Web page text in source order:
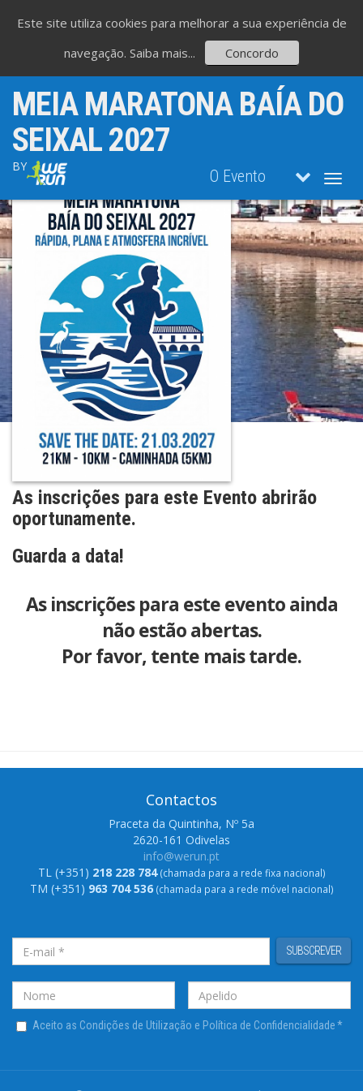
MEIA MARATONA BAÍA DO
SEIXAL 2027
BY O Evento
As inscrições para este Evento abrirão
oportunamente.
Guarda a data!
As inscrições para este evento ainda
não estão abertas.
Por favor, tente mais tarde.
Contactos
Praceta da Quintinha, Nº 5a
2620-161 Odivelas
info@werun.pt
TL (+351) 218 228 784(chamada para a rede fixa nacional)
TM (+351) 963 704 536(chamada para a rede móvel nacional)
SUBSCREVER
Aceito as Condições de Utilização e Política de Confidencialidade*
Este site utiliza cookies para melhorar a sua experiência de
navegação. Saiba mais... Concordo